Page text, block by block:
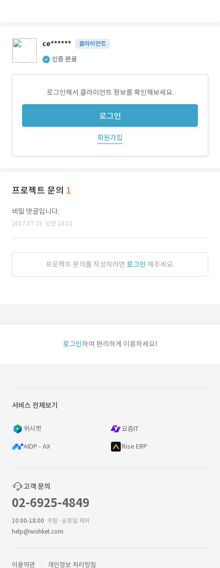
ce****** 클라이언트
인증 완료
로그인해서 클라이언트 정보를 확인해보세요.
로그인
회원가입
프로젝트 문의 1
비밀 댓글입니다.
2017.07.21. 오전 10:15
프로젝트 문의를 작성하려면 로그인 해주세요.
로그인하여 편리하게 이용하세요!
서비스 전체보기
위시켓 요즘IT
AIDP - AX Rise ERP
고객 문의
02-6925-4849
10:00-18:00 주말·공휴일 제외
help@wishket.com
이용약관 개인정보 처리방침